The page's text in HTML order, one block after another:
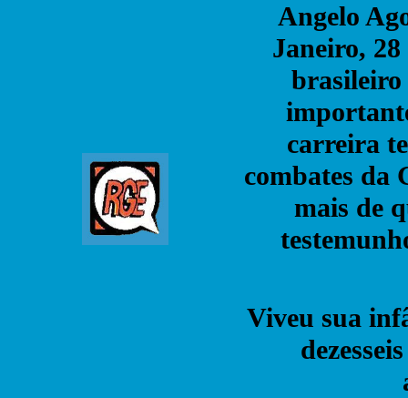
Angelo
Janeiro,
carreira
combates da
mais de
Viveu sua